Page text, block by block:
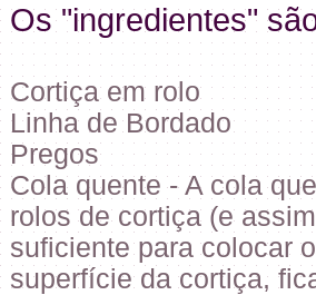
Os "ingredientes"
Cortiça em rolo
Linha de Bordado
Pregos
Cola quente - A cola
rolos de cortiça (e
suficiente para colocar
superfície da cortiça,